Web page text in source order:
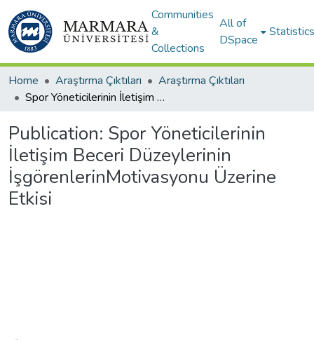
Communities
&
Collections
All of
DSpace
Statistics
Home Araştırma Çıktıları
Araştırma Çıktıları
Spor Yöneticilerinin İletişim Beceri Düzeylerinin İşgörenlerinMotivasyonu Üzerine Etkisi
Publication: Spor Yöneticilerinin
İletişim Beceri Düzeylerinin
İşgörenlerinMotivasyonu Üzerine
Etkisi